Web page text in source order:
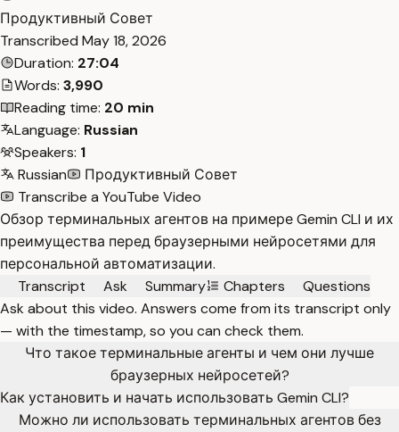
Продуктивный Совет
Transcribed May 18, 2026
Duration: 27:04
Words: 3,990
Reading time: 20 min
Language: Russian
Speakers: 1
Russian
Продуктивный Совет
Transcribe a YouTube Video
Обзор терминальных агентов на примере Gemin CLI и их
преимущества перед браузерными нейросетями для
персональной автоматизации.
Transcript
Ask Summary Chapters
Questions
Ask about this video. Answers come from its transcript only
— with the timestamp, so you can check them.
Что такое терминальные агенты и чем они лучше
браузерных нейросетей?
Как установить и начать использовать Gemin CLI?
Можно ли использовать терминальных агентов без